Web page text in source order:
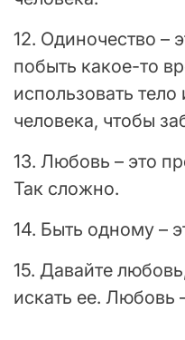
12. Одиночество –
побыть какое-то
использовать
человека, чтобы
13. Любовь – это
Так сложно.
14. Быть одному –
15. Давайте
искать ее. Любовь